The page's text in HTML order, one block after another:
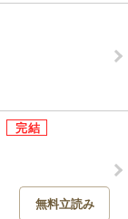
無料立読み